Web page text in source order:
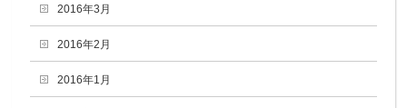
2016年3月
2016年2月
2016年1月